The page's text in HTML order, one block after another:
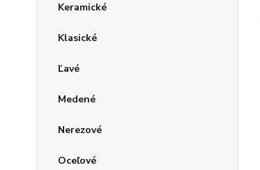
Keramické
Klasické
Ľavé
Medené
Nerezové
Oceľové